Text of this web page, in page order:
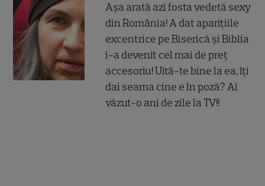
Așa arată azi fosta vedetă sexy
din România! A dat aparițiile
excentrice pe Biserică și Biblia
i-a devenit cel mai de preț
accesoriu! Uită-te bine la ea, îți
dai seama cine e în poză? Ai
văzut-o ani de zile la TV!!